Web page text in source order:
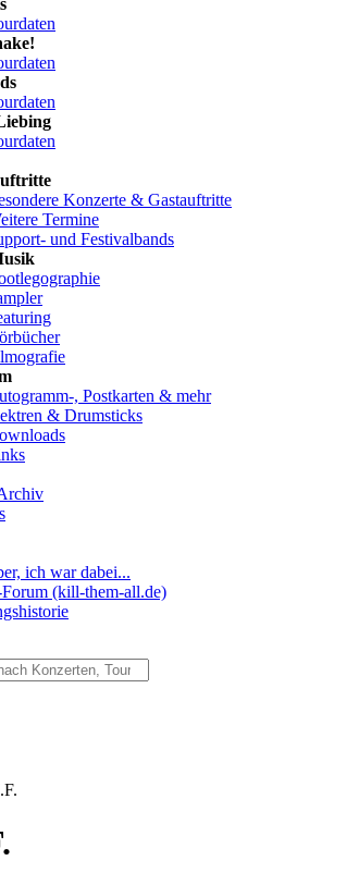
Konzerte & Gastauftritte
Termine
und Festivalbands
, Postkarten & mehr
& Drumsticks
ich war dabei...
(kill-them-all.de)